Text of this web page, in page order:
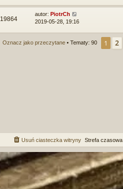
19864
autor: PiotrCh
2019-05-28, 19:16
Oznacz jako przeczytane • Tematy: 90 1 2
Strefa czasowa
Usuń ciasteczka witryny